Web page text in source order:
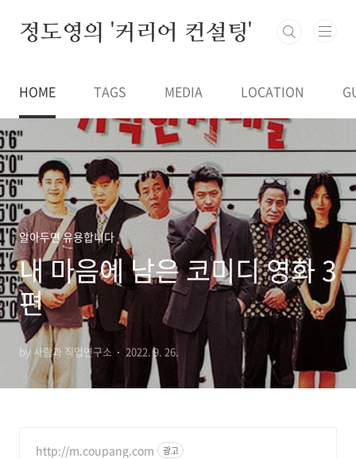
정도영의 '커리어 컨설팅'
HOME TAGS MEDIA LOCATION
알아두면 유용합니다
내 마음에 남은 코미디 영화 3
편
by 사람과 직업연구소 2022. 9. 26.
http://m.coupang.com 광고